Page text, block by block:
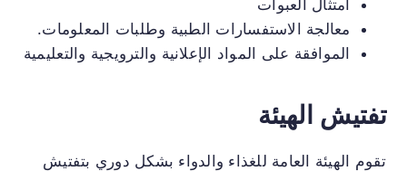
امتثال العبوات
معالجة الاستفسارات الطبية وطلبات المعلومات.
الموافقة على المواد الإعلانية والترويجية والتعليمية
تفتيش الهيئة
تقوم الهيئة العامة للغذاء والدواء بشكل دوري بتفتيش